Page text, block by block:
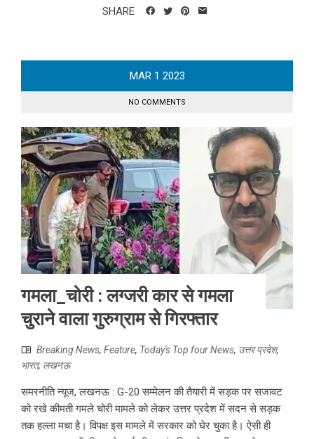
SHARE
MAR 1 2023
NO COMMENTS
गमला_चोरी : लग्जरी कार से गमला
चुराने वाला गुरुग्राम से गिरफ्तार
Breaking News, Feature, Today's Top four News, उत्तर प्रदेश,
भारत, लखनऊ
समरनीति न्यूज, लखनऊ : G-20 सम्मेलन की तैयारी में सड़क पर सजावट
को रखे कीमती गमले चोरी मामले को लेकर उत्तर प्रदेश में सदन से सड़क
तक हल्ला मचा है। विपक्ष इस मामले में सरकार को घेर चुका है। ऐसी ही